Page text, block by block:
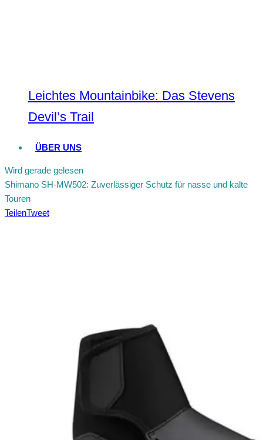
Leichtes Mountainbike: Das Stevens
Devil’s Trail
ÜBER UNS
Wird gerade gelesen
Shimano SH-MW502: Zuverlässiger Schutz für nasse und kalte
Touren
TeilenTweet